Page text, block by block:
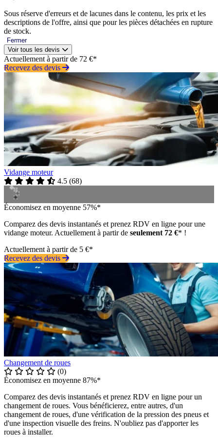
Sous réserve d'erreurs et de lacunes dans le contenu, les prix et les
descriptions de l'offre, ainsi que pour les pièces détachées en rupture
de stock.
Fermer
Voir tous les devis
Actuellement à partir de 72 €*
Recevez des devis
Vidange moteur
4.5 (68)
Économisez en moyenne 57%*
Comparez des devis instantanés et prenez RDV en ligne pour une
vidange moteur. Actuellement à partir de seulement 72 €* !
Actuellement à partir de 5 €*
Recevez des devis
Changement de roues
(0)
Économisez en moyenne 87%*
Comparez des devis instantanés et prenez RDV en ligne pour un
changement de roues. Vous bénéficierez, entre autres, d'un
changement de roues, d'une vérification de la pression des pneus et
d'une inspection visuelle des freins. N'oubliez pas d'apporter les
roues à installer.